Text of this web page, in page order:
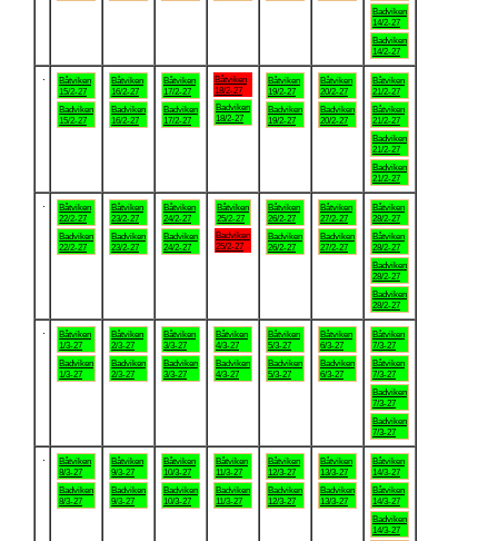
Badviken
14/2-27
Badviken
14/2-27
Båtviken
15/2-27
Badviken
15/2-27
Båtviken
16/2-27
Badviken
16/2-27
Båtviken
17/2-27
Badviken
17/2-27
Båtviken
18/2-27
Badviken
18/2-27
Båtviken
19/2-27
Badviken
19/2-27
Båtviken
20/2-27
Badviken
20/2-27
Båtviken
21/2-27
Båtviken
21/2-27
Badviken
21/2-27
Badviken
21/2-27
Båtviken
22/2-27
Badviken
22/2-27
Båtviken
23/2-27
Badviken
23/2-27
Båtviken
24/2-27
Badviken
24/2-27
Båtviken
25/2-27
Badviken
25/2-27
Båtviken
26/2-27
Badviken
26/2-27
Båtviken
27/2-27
Badviken
27/2-27
Båtviken
28/2-27
Båtviken
28/2-27
Badviken
28/2-27
Badviken
28/2-27
Båtviken
1/3-27
Badviken
1/3-27
Båtviken
2/3-27
Badviken
2/3-27
Båtviken
3/3-27
Badviken
3/3-27
Båtviken
4/3-27
Badviken
4/3-27
Båtviken
5/3-27
Badviken
5/3-27
Båtviken
6/3-27
Badviken
6/3-27
Båtviken
7/3-27
Båtviken
7/3-27
Badviken
7/3-27
Badviken
7/3-27
Båtviken
8/3-27
Badviken
8/3-27
Båtviken
9/3-27
Badviken
9/3-27
Båtviken
10/3-27
Badviken
10/3-27
Båtviken
11/3-27
Badviken
11/3-27
Båtviken
12/3-27
Badviken
12/3-27
Båtviken
13/3-27
Badviken
13/3-27
Båtviken
14/3-27
Båtviken
14/3-27
Badviken
14/3-27